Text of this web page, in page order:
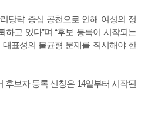
당략 중심 공천으로 인해 여성의 정
고 있다”며 “후보 등록이 시작되는
표성의 불균형 문제를 직시해야 한
후보자 등록 신청은 14일부터 시작된